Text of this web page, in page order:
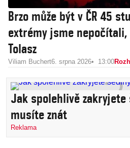
Brzo může být v ČR 45
extrémy jsme
Tolasz
Viliam Buchert6. srpna 2026 13:00
Jak spolehlivě zakryjete
musíte znát
Reklama